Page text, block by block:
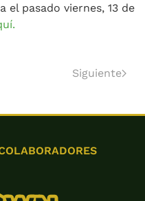
el pasado viernes, 13 de
Siguiente